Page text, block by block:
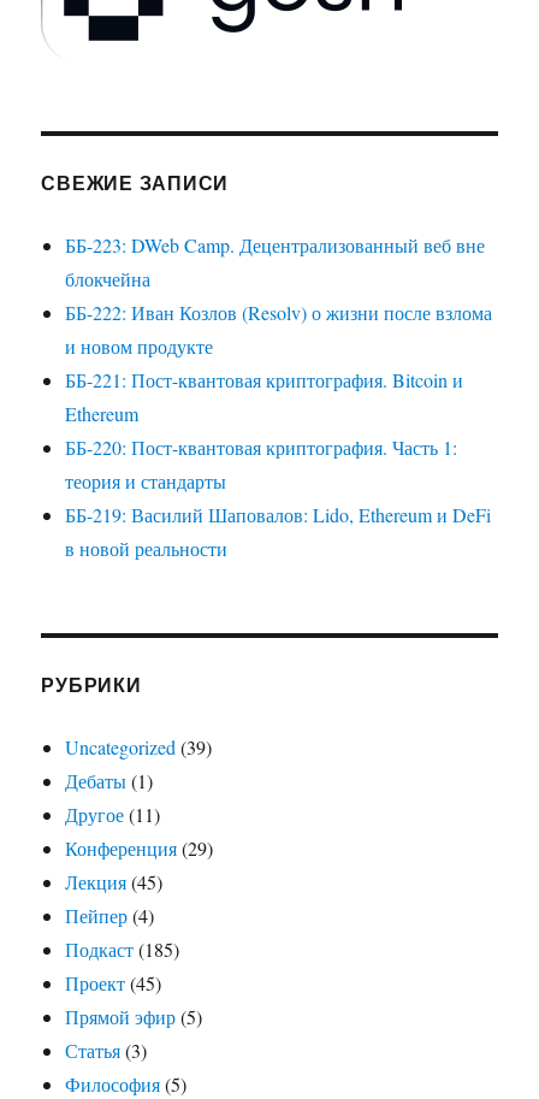
СВЕЖИЕ ЗАПИСИ
ББ-223: DWeb Camp. Децентрализованный веб вне
блокчейна
ББ-222: Иван Козлов (Resolv) о жизни после взлома
и новом продукте
ББ-221: Пост-квантовая криптография. Bitcoin и
Ethereum
ББ-220: Пост-квантовая криптография. Часть 1:
теория и стандарты
ББ-219: Василий Шаповалов: Lido, Ethereum и DeFi
в новой реальности
РУБРИКИ
Uncategorized (39)
Дебаты(1)
Другое(11)
Конференция(29)
Лекция(45)
Пейпер(4)
Подкаст(185)
Проект(45)
Прямой эфир(5)
Статья(3)
Философия(5)